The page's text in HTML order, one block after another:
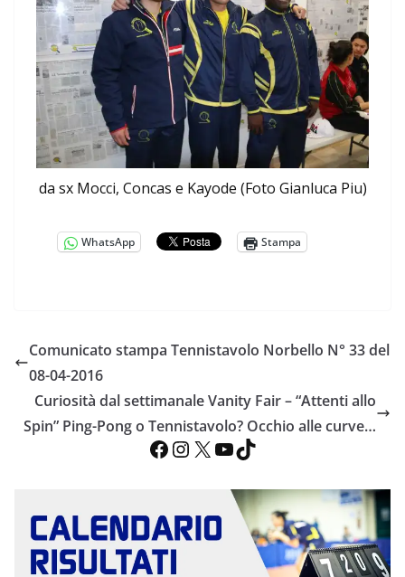
da sx Mocci, Concas e Kayode (Foto Gianluca Piu)
WhatsApp Stampa
Comunicato stampa Tennistavolo Norbello N° 33 del
08-04-2016
Curiosità dal settimanale Vanity Fair – “Attenti allo
Spin” Ping-Pong o Tennistavolo? Occhio alle curve…
Facebook InstagramX YouTube TikTok